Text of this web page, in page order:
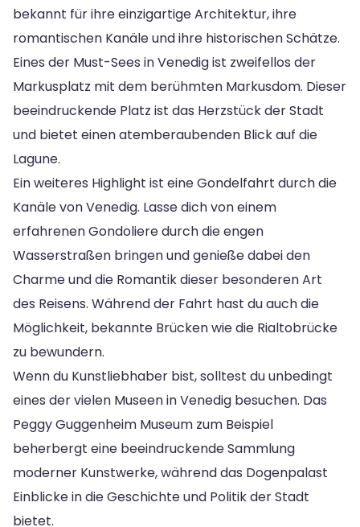
bekannt für ihre einzigartige Architektur, ihre
romantischen Kanäle und ihre historischen Schätze.
Eines der Must-Sees in Venedig ist zweifellos der
Markusplatz mit dem berühmten Markusdom. Dieser
beeindruckende Platz ist das Herzstück der Stadt
und bietet einen atemberaubenden Blick auf die
Lagune.
Ein weiteres Highlight ist eine Gondelfahrt durch die
Kanäle von Venedig. Lasse dich von einem
erfahrenen Gondoliere durch die engen
Wasserstraßen bringen und genieße dabei den
Charme und die Romantik dieser besonderen Art
des Reisens. Während der Fahrt hast du auch die
Möglichkeit, bekannte Brücken wie die Rialtobrücke
zu bewundern.
Wenn du Kunstliebhaber bist, solltest du unbedingt
eines der vielen Museen in Venedig besuchen. Das
Peggy Guggenheim Museum zum Beispiel
beherbergt eine beeindruckende Sammlung
moderner Kunstwerke, während das Dogenpalast
Einblicke in die Geschichte und Politik der Stadt
bietet.